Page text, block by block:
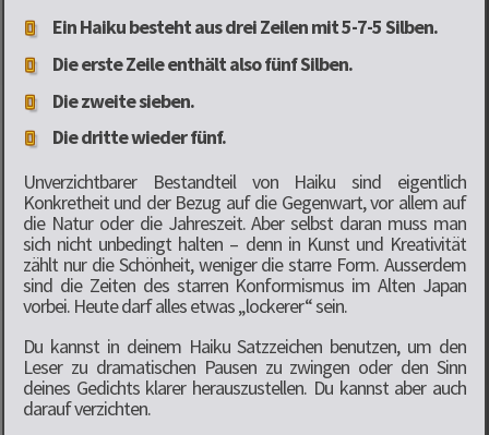
Ein Haiku besteht aus drei Zeilen mit 5-7-5 Silben.
Die erste Zeile enthält also fünf Silben.
Die zweite sieben.
Die dritte wieder fünf.
Unverzichtbarer Bestandteil von Haiku sind eigentlich
Konkretheit und der Bezug auf die Gegenwart, vor allem auf
die Natur oder die Jahreszeit. Aber selbst daran muss man
sich nicht unbedingt halten – denn in Kunst und Kreativität
zählt nur die Schönheit, weniger die starre Form. Ausserdem
sind die Zeiten des starren Konformismus im Alten Japan
vorbei. Heute darf alles etwas „lockerer“ sein.
Du kannst in deinem Haiku Satzzeichen benutzen, um den
Leser zu dramatischen Pausen zu zwingen oder den Sinn
deines Gedichts klarer herauszustellen. Du kannst aber auch
darauf verzichten.